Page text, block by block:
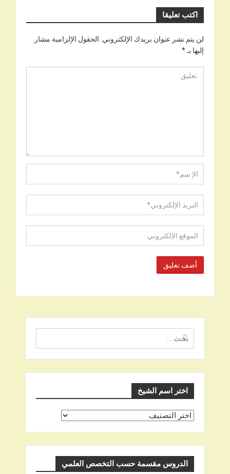
اكتب تعليقا
لن يتم نشر عنوان بريدك الإلكتروني. الحقول الإلزامية مشار
إليها بـ*
البحث
عن
اختر اسم الشيخ
اختر
الدروس مقسمة حسب التخصص العلمي